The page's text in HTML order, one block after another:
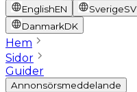
EnglishEN SverigeSV
DanmarkDK
Hem
Sidor
Guider
Annonsörsmeddelande